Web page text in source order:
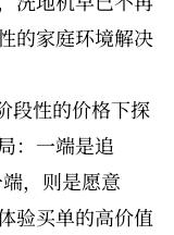
的家庭环境解决
段性的价格下探
：一端是追
，则是愿意
验买单的高价值